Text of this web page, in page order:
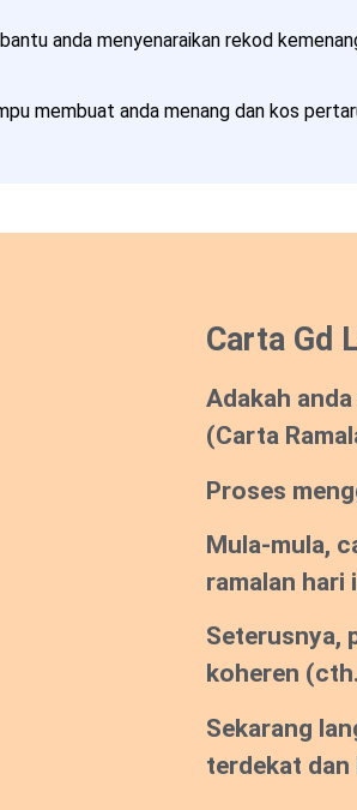
anda menyenaraikan rekod
membuat anda menang dan kos
Carta Gd
Adakah
(Carta
Proses
Mula-mula,
ramalan hari
Seterusnya,
koheren
Sekarang
terdekat dan